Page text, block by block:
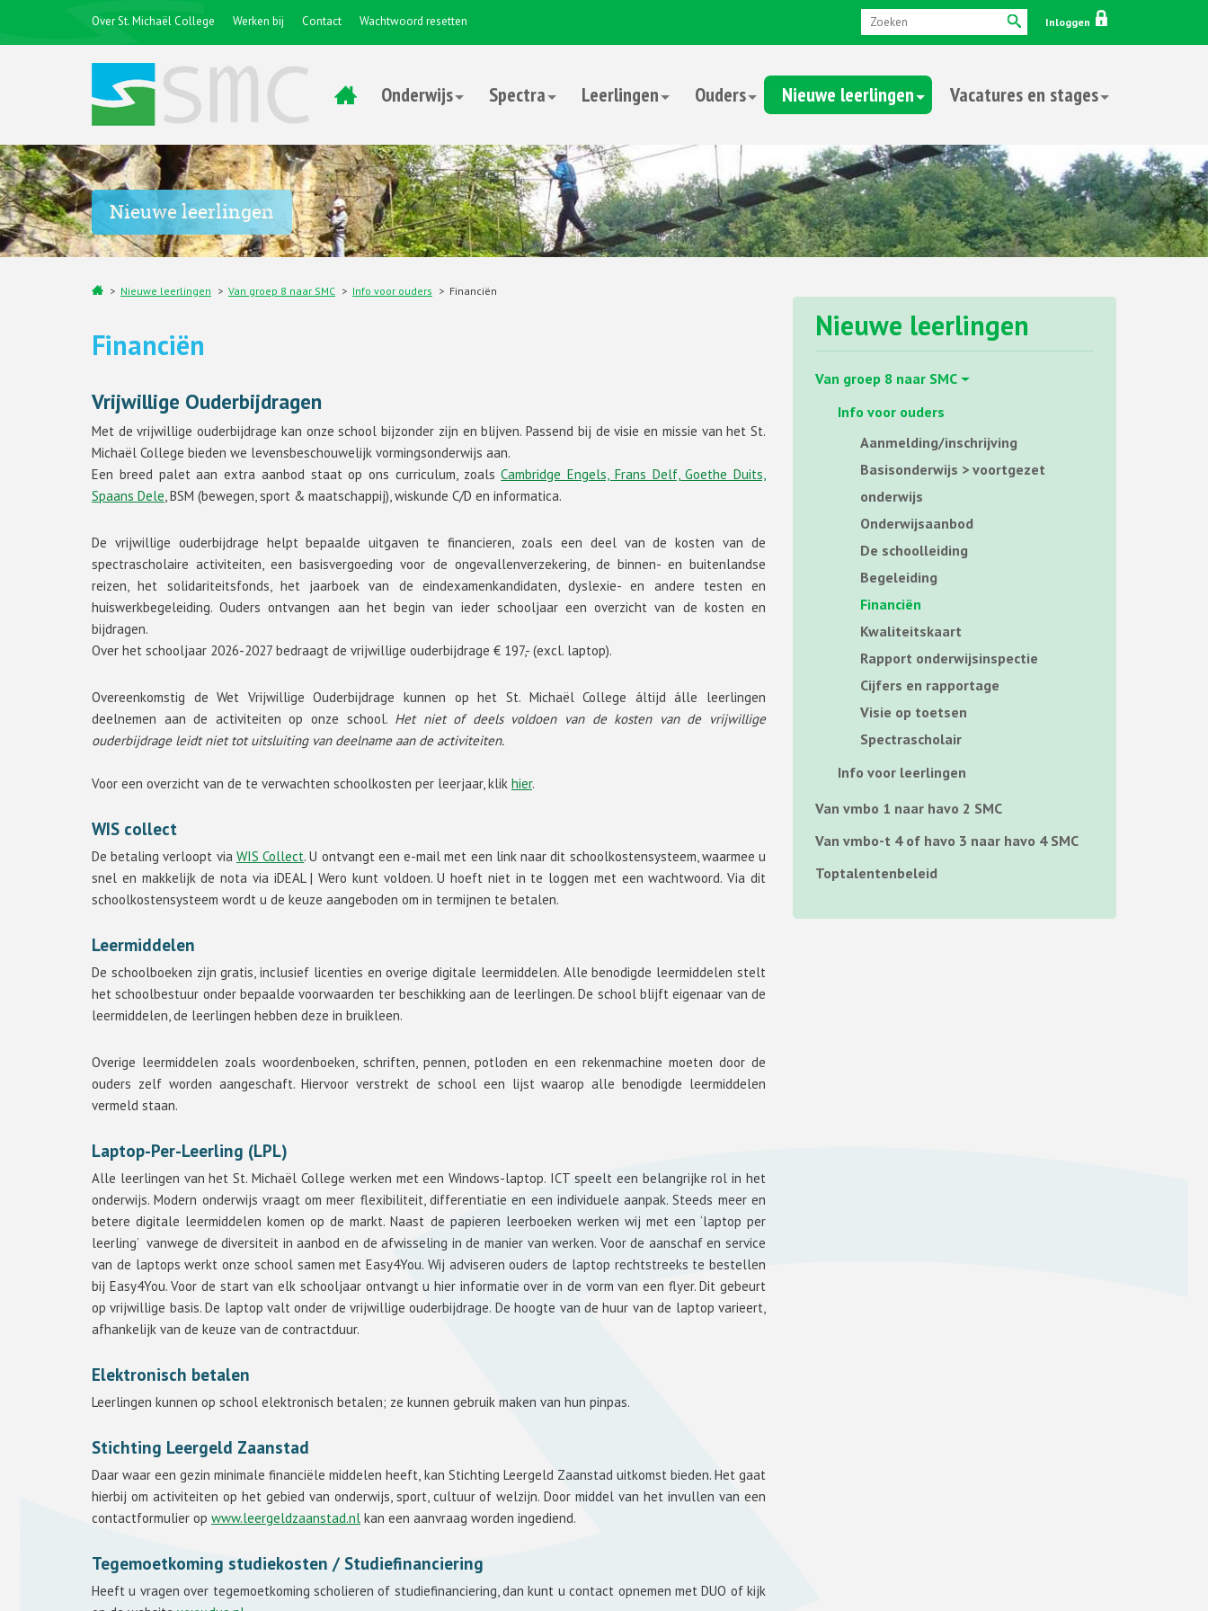
Over St. Michaël College Werken bij Contact Wachtwoord resetten Inloggen
Onderwijs Spectra Leerlingen Ouders Nieuwe leerlingen Vacatures en stages
Nieuwe leerlingen
Nieuwe leerlingen Van groep 8 naar SMC Info voor ouders Financiën
Financiën
Vrijwillige Ouderbijdragen
Met de vrijwillige ouderbijdrage kan onze school bijzonder zijn en blijven. Passend bij de visie en missie van het St.
Michaël College bieden we levensbeschouwelijk vormingsonderwijs aan.
Een breed palet aan extra aanbod staat op ons curriculum, zoalsCambridge Engels, Frans Delf, Goethe Duits,
Spaans Dele, BSM (bewegen, sport & maatschappij), wiskunde C/D en informatica.
De vrijwillige ouderbijdrage helpt bepaalde uitgaven te financieren, zoals een deel van de kosten van de
spectrascholaire activiteiten, een basisvergoeding voor de ongevallenverzekering, de binnen- en buitenlandse
reizen, het solidariteitsfonds, het jaarboek van de eindexamenkandidaten, dyslexie- en andere testen en
huiswerkbegeleiding. Ouders ontvangen aan het begin van ieder schooljaar een overzicht van de kosten en
bijdragen.
Over het schooljaar 2026-2027 bedraagt de vrijwillige ouderbijdrage € 197,- (excl. laptop).
Overeenkomstig de Wet Vrijwillige Ouderbijdrage kunnen op het St. Michaël College áltijd álle leerlingen
deelnemen aan de activiteiten op onze school. Het niet of deels voldoen van de kosten van de vrijwillige
ouderbijdrage leidt niet tot uitsluiting van deelname aan de activiteiten.
Voor een overzicht van de te verwachten schoolkosten per leerjaar, klik hier.
WIS collect
De betaling verloopt via WIS Collect. U ontvangt een e-mail met een link naar dit schoolkostensysteem, waarmee u
snel en makkelijk de nota via iDEAL | Wero kunt voldoen. U hoeft niet in te loggen met een wachtwoord. Via dit
schoolkostensysteem wordt u de keuze aangeboden om in termijnen te betalen.
Leermiddelen
De schoolboeken zijn gratis, inclusief licenties en overige digitale leermiddelen. Alle benodigde leermiddelen stelt
het schoolbestuur onder bepaalde voorwaarden ter beschikking aan de leerlingen. De school blijft eigenaar van de
leermiddelen, de leerlingen hebben deze in bruikleen.
Overige leermiddelen zoals woordenboeken, schriften, pennen, potloden en een rekenmachine moeten door de
ouders zelf worden aangeschaft. Hiervoor verstrekt de school een lijst waarop alle benodigde leermiddelen
vermeld staan.
Laptop-Per-Leerling (LPL)
Alle leerlingen van het St. Michaël College werken met een Windows-laptop. ICT speelt een belangrijke rol in het
onderwijs. Modern onderwijs vraagt om meer flexibiliteit, differentiatie en een individuele aanpak. Steeds meer en
betere digitale leermiddelen komen op de markt. Naast de papieren leerboeken werken wij met een ‘laptop per
leerling’ vanwege de diversiteit in aanbod en de afwisseling in de manier van werken. Voor de aanschaf en service
van de laptops werkt onze school samen met Easy4You. Wij adviseren ouders de laptop rechtstreeks te bestellen
bij Easy4You. Voor de start van elk schooljaar ontvangt u hier informatie over in de vorm van een flyer. Dit gebeurt
op vrijwillige basis. De laptop valt onder de vrijwillige ouderbijdrage. De hoogte van de huur van de laptop varieert,
afhankelijk van de keuze van de contractduur.
Elektronisch betalen
Leerlingen kunnen op school elektronisch betalen; ze kunnen gebruik maken van hun pinpas.
Stichting Leergeld Zaanstad
Daar waar een gezin minimale financiële middelen heeft, kan Stichting Leergeld Zaanstad uitkomst bieden. Het gaat
hierbij om activiteiten op het gebied van onderwijs, sport, cultuur of welzijn. Door middel van het invullen van een
contactformulier op www.leergeldzaanstad.nl kan een aanvraag worden ingediend.
Tegemoetkoming studiekosten / Studiefinanciering
Heeft u vragen over tegemoetkoming scholieren of studiefinanciering, dan kunt u contact opnemen met DUO of kijk
Nieuwe leerlingen
Van groep 8 naar SMC
Info voor ouders
Aanmelding/inschrijving
Basisonderwijs > voortgezet
onderwijs
Onderwijsaanbod
De schoolleiding
Begeleiding
Financiën
Kwaliteitskaart
Rapport onderwijsinspectie
Cijfers en rapportage
Visie op toetsen
Spectrascholair
Info voor leerlingen
Van vmbo 1 naar havo 2 SMC
Van vmbo-t 4 of havo 3 naar havo 4 SMC
Toptalentenbeleid